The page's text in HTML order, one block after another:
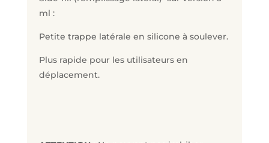
ml :
Petite trappe latérale en silicone à soulever.
Plus rapide pour les utilisateurs en
déplacement.